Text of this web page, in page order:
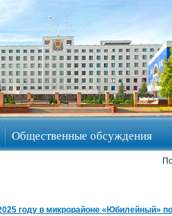
Общественные обсуждения
году в микрорайоне «Юбилейный»